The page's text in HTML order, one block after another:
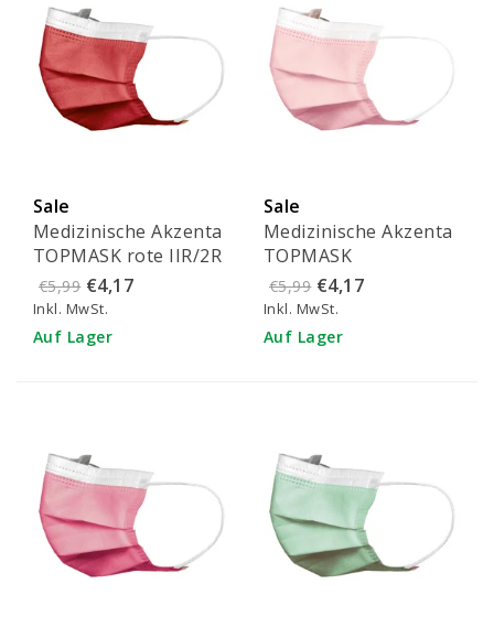
Sale
Medizinische Akzenta
TOPMASK rote IIR/2R
Mundmasken mit
Gummiband 50 Stück
€5,99 €4,17
Inkl. MwSt.
Auf Lager
Sale
Medizinische Akzenta
TOPMASK
rosafarbene IIR/2R
Mundmasken mit
Gummiband 50 Stück
€5,99 €4,17
Inkl. MwSt.
Auf Lager